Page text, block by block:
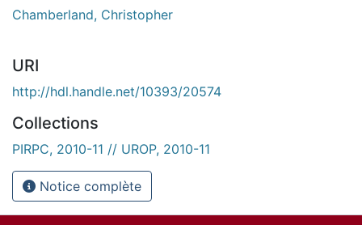
Chamberland, Christopher
URI
http://hdl.handle.net/10393/20574
Collections
PIRPC, 2010-11 // UROP, 2010-11
Notice complète